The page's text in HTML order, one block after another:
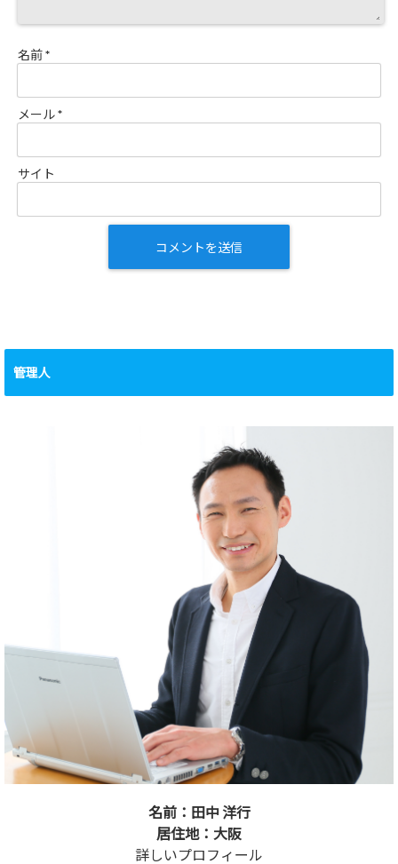
名前*
メール*
サイト
管理人
名前：田中 洋行
居住地：大阪
詳しいプロフィール